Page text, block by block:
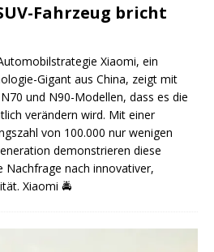
Fahrzeug bricht
Xiaomi, ein
Gigant aus China, zeigt mit
und N90-Modellen, dass es die
verändern wird. Mit einer
von 100.000 nur wenigen
demonstrieren diese
Nachfrage nach innovativer,
Xiaomi 🚔